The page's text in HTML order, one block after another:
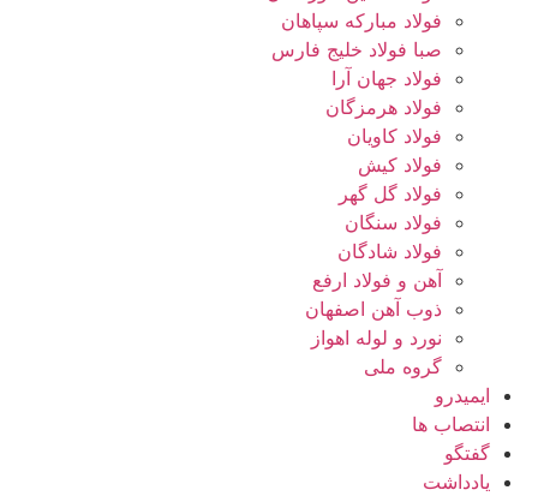
فولاد مبارکه سپاهان
صبا فولاد خلیج فارس
فولاد جهان آرا
فولاد هرمزگان
فولاد کاویان
فولاد کیش
فولاد گل گهر
فولاد سنگان
فولاد شادگان
آهن و فولاد ارفع
ذوب آهن اصفهان
نورد و لوله اهواز
گروه ملی
ایمیدرو
انتصاب ها
گفتگو
یادداشت